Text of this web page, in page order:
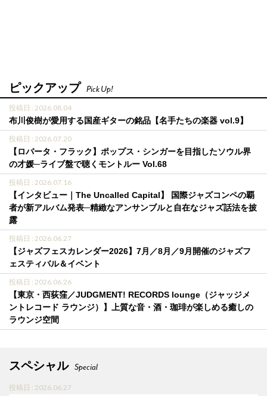
ピックアップ Pick Up!
投稿日 : 2026.08.04
布川俊樹が愛用する国産ギターの銘品【名手たちの楽器 vol.9】
投稿日 : 2026.07.20
【ロバータ・フラック】ポップス・シンガーを目指したソウル界
の才媛─ライブ盤で聴くモントルー Vol.68
投稿日 : 2026.07.16
【インタビュー｜The Uncalled Capital】 国際ジャズコンペの覇
者が新アルバム発表─精緻なアンサンブルと自在なジャズ話法を披
露
投稿日 : 2026.06.27
【ジャズフェスカレンダー2026】7月／8月／9月開催のジャズフ
ェスティバル＆イベント
投稿日 : 2026.06.26
【東京・西荻窪／JUDGMENT! RECORDS lounge（ジャッジメ
ントレコード ラウンジ）】上質な音・酒・珈琲が楽しめる癒しの
ラウンジ空間
スペシャル Special
投稿日 : 2026.06.27